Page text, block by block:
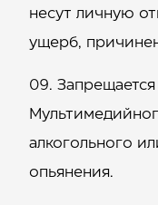
несут личную
ущерб,
алкогольного
опьянения.